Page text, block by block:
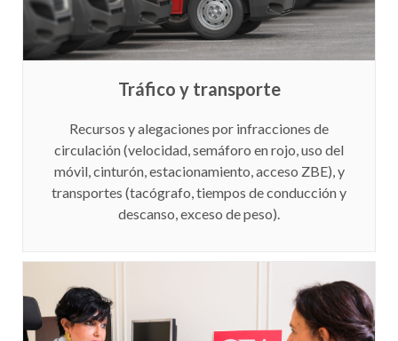
Recursos y alegaciones por infracciones de
circulación (velocidad, semáforo en rojo, uso del
móvil, cinturón, estacionamiento, acceso ZBE), y
transportes (tacógrafo, tiempos de conducción y